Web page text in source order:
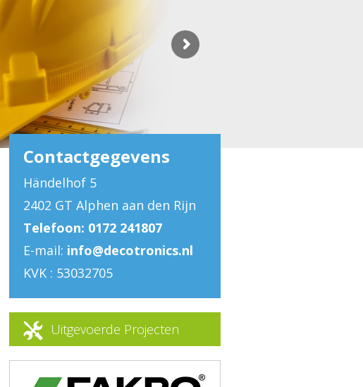
Contactgegevens
Händelhof 5
2402 GT Alphen aan den Rijn
Telefoon: 0172 241807
E-mail: info@decotronics.nl
KVK : 53032705
Uitgevoerde Projecten